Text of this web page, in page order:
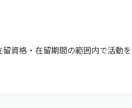
資格・在留期間の範囲内で活動を